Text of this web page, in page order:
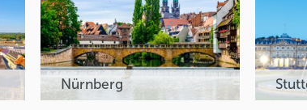
Nürnberg